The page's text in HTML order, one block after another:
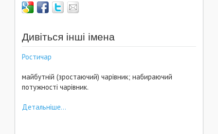
Дивіться інші імена
Ростичар
майбутній (зростаючий) чарівник; набираючий
потужності чарівник.
Детальніше...